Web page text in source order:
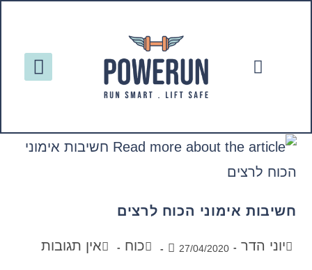
חשיבות אימוני הכוח לרצים
יוני הדר 27/04/2020 כוח אין תגובות